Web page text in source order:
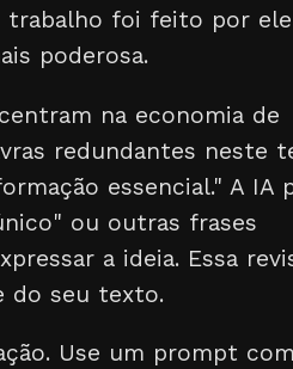
trabalho foi feito por
poderosa.
na economia de
redundantes neste
essencial." A IA
ou outras frases
a ideia. Essa
do seu texto.
Use um prompt